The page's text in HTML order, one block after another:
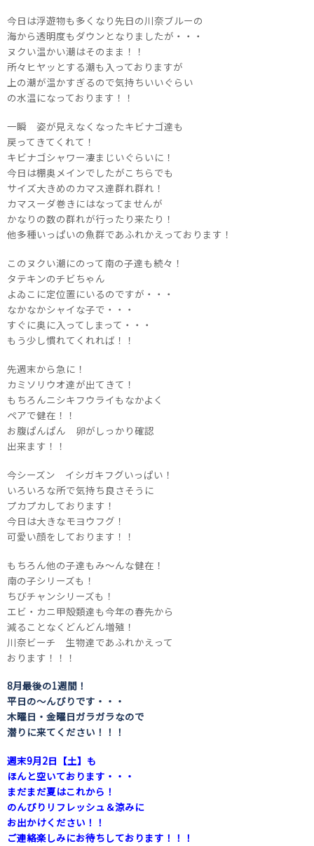
今日は浮遊物も多くなり先日の川奈ブルーの
海から透明度もダウンとなりましたが・・・
ヌクい温かい潮はそのまま！！
所々ヒヤッとする潮も入っておりますが
上の潮が温かすぎるので気持ちいいぐらい
の水温になっております！！
一瞬 姿が見えなくなったキビナゴ達も
戻ってきてくれて！
キビナゴシャワー凄まじいぐらいに！
今日は棚奥メインでしたがこちらでも
サイズ大きめのカマス達群れ群れ！
カマスーダ巻きにはなってませんが
かなりの数の群れが行ったり来たり！
他多種いっぱいの魚群であふれかえっております！
このヌクい潮にのって南の子達も続々！
タテキンのチビちゃん
よゐこに定位置にいるのですが・・・
なかなかシャイな子で・・・
すぐに奥に入ってしまって・・・
もう少し慣れてくれれば！！
先週末から急に！
カミソリウオ達が出てきて！
もちろんニシキフウライもなかよく
ペアで健在！！
お腹ぱんぱん 卵がしっかり確認
出来ます！！
今シーズン イシガキフグいっぱい！
いろいろな所で気持ち良さそうに
プカプカしております！
今日は大きなモヨウフグ！
可愛い顔をしております！！
もちろん他の子達もみ～んな健在！
南の子シリーズも！
ちびチャンシリーズも！
エビ・カニ甲殻類達も今年の春先から
減ることなくどんどん増殖！
川奈ビーチ 生物達であふれかえって
おります！！！
8月最後の1週間！
平日の～んびりです・・・
木曜日・金曜日ガラガラなので
潜りに来てください！！！
週末9月2日【土】も
ほんと空いております・・・
まだまだ夏はこれから！
のんびりリフレッシュ＆涼みに
お出かけください！！
ご連絡楽しみにお待ちしております！！！